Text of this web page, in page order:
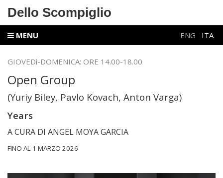
Dello Scompiglio
MENU ENG ITA
GIOVEDì-DOMENICA: ORE 14.00-18.00
Open Group
(Yuriy Biley, Pavlo Kovach, Anton Varga)
Years
A CURA DI ANGEL MOYA GARCIA
FINO AL 1 MARZO 2026